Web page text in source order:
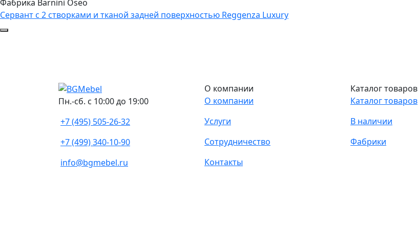
Фабрика Barnini Oseo
Сервант с 2 створками и тканой задней поверхностью Reggenza Luxury
Пн.-сб. с 10:00 до 19:00
+7 (495) 505-26-32
+7 (499) 340-10-90
info@bgmebel.ru
О компании
О компании
Услуги
Сотрудничество
Контакты
Каталог товаров
Каталог товаров
В наличии
Фабрики